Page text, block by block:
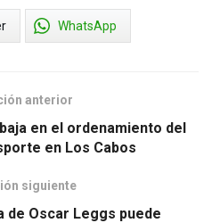
WhatsApp
anterior
en el ordenamiento del
en Los Cabos
siguiente
de Oscar Leggs puede